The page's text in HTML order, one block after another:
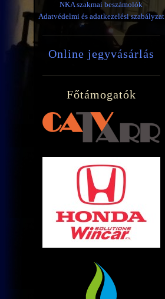
NKA szakmai beszámolók
Adatvédelmi és adatkezelési szabályzat
Online jegyvásárlás
Főtámogatók